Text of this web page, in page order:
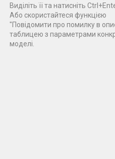
Виділіть її та натисніть
Або скористайтеся функцією
"Повідомити про помилку в
таблицею з параметрами
моделі.